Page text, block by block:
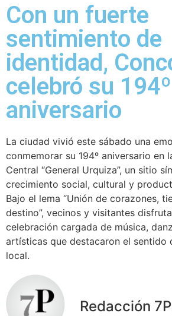
Con un fuerte
sentimiento de
identidad,
celebró su 194º
aniversario
La ciudad vivió este sábado una
conmemorar su 194º aniversario en
Central “General Urquiza”, un sitio
crecimiento social, cultural y
Bajo el lema “Unión de corazones,
destino”, vecinos y visitantes
celebración cargada de música,
artísticas que destacaron el sentido
local.
Redacción